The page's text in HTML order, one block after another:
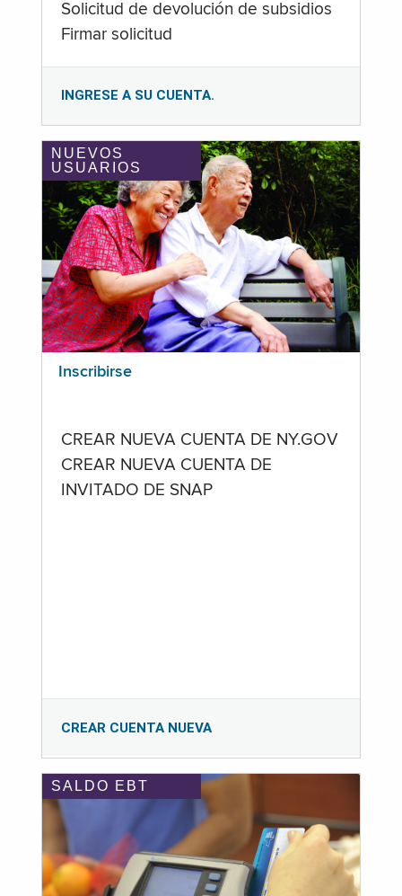
Solicitud de devolución de subsidios
Firmar solicitud
INGRESE A SU CUENTA.
NUEVOS
USUARIOS
Inscribirse
CREAR NUEVA CUENTA DE NY.GOV
CREAR NUEVA CUENTA DE
INVITADO DE SNAP
CREAR CUENTA NUEVA
SALDO EBT